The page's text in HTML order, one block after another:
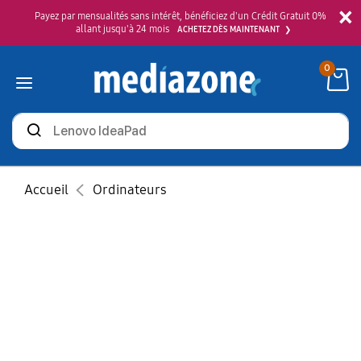
×
Payez par mensualités sans intérêt, bénéficiez d'un Crédit Gratuit 0%
allant jusqu'à 24 mois
ACHETEZ DÈS MAINTENANT
Rechercher
des
produits
0
Accueil Ordinateurs